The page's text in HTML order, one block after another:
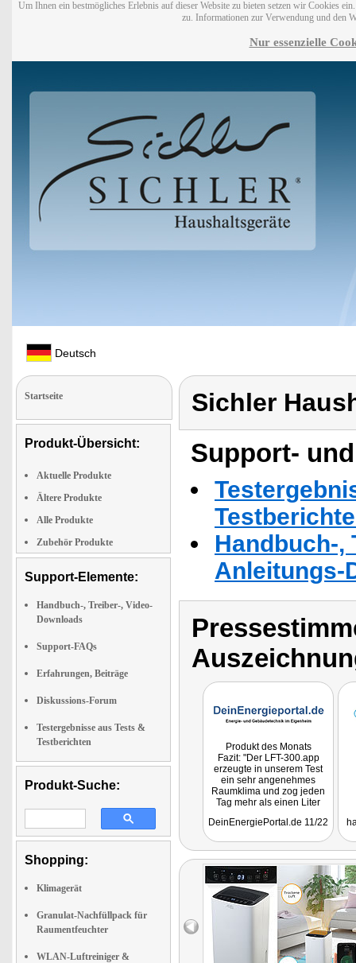
Um Ihnen ein bestmögliches Erlebnis auf dieser Website zu bieten setzen wir Cookies
zu. Informationen zur Verwendung und den
Nur essenzielle
Deutsch
Startseite
Produkt-Übersicht:
Aktuelle Produkte
Ältere Produkte
Alle Produkte
Zubehör Produkte
Support-Elemente:
Handbuch-, Treiber-, Video-
Downloads
Support-FAQs
Erfahrungen, Beiträge
Diskussions-Forum
Testergebnisse aus Tests &
Testberichten
Produkt-Suche:
Shopping:
Klimagerät
Granulat-Nachfüllpack für
Raumentfeuchter
WLAN-Luftreiniger &
Sichler
Support-
Handbuch-,
Anleitungs-
Produkt des Monats
Fazit: "Der LFT-300.app
erzeugte in unserem Test
ein sehr angenehmes
Raumklima und zog jeden
Tag mehr als einen Liter
unseres Badezimmers, was
deutlich verringerte. Unter
dem Strich können wir
sagen, dass es sich bei
dem Produkt um eine gute
Investition für feuchte
Räume handelt, da sie das
Raumklima deutlich
verbessert und zuverlässig
ihren Dienst versieht."
DeinEnergiePortal.de 11/22